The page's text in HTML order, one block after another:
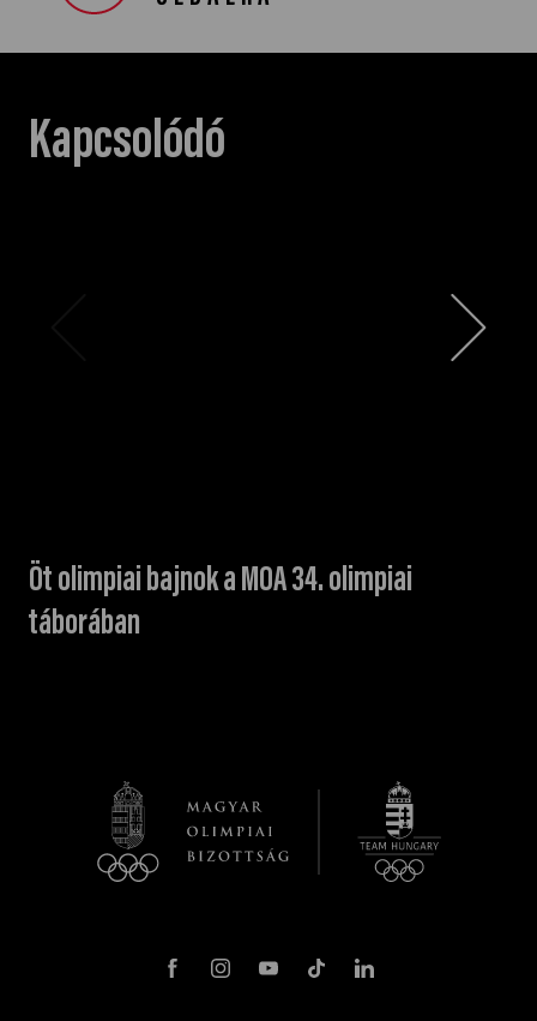
Kapcsolódó
Öt olimpiai bajnok a MOA 34. olimpiai
táborában